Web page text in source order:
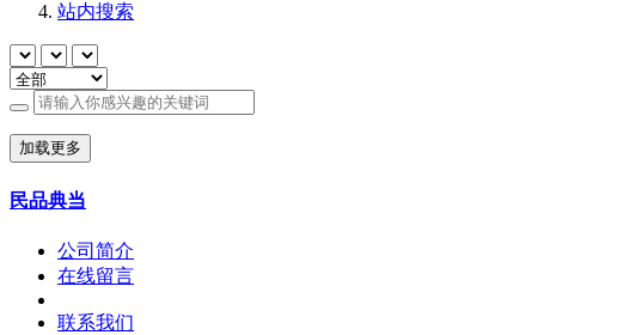
站内搜索
加载更多
民品典当
公司简介
在线留言
联系我们